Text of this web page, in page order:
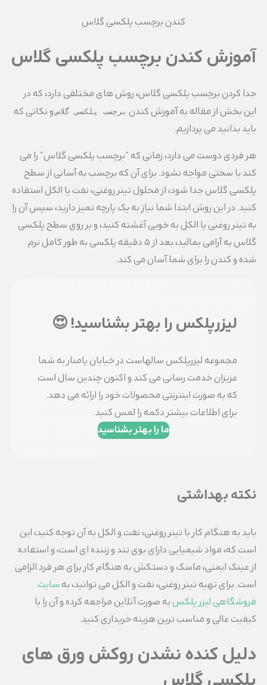
کندن برچسب پلکسی گلاس
آموزش کندن برچسب پلکسی گلاس
جدا کردن برچسب پلکسی گلاس، روش های مختلفی دارد، که در
این بخش از مقاله به آموزش کندن برچسب پلکسی گلاسو نکاتی که
باید بدانید می پردازیم.
هر فردی دوست می دارد، زمانی که “برچسب پلکسی گلاس” را می
کند با سختی مواجه نشود. برای آن که برچسب به آسانی از سطح
پلکسی گلاس جدا شود، از محلول تینر روغنی، نفت یا الکل استفاده
کنید. در این روش ابتدا شما نیاز به یک پارچه تمیز دارید، سپس آن را
به تینر روغنی یا الکل به خوبی آغشته کنید، و بر روی سطح پلکسی
گلاس به آرامی بمالید، بعد از ۵ دقیقه پلکسی به طور کامل نرم
شده و کندن را برای شما آسان می کند.
لیزرپلکس را بهتر بشناسید! 😍
مجموعه لیزرپلکس سالهاست در خیابان پامنار به شما
عزیزان خدمت رسانی می کند و اکنون چندین سال است
که به صورت اینترنتی محصولات خود را ارائه می دهد.
برای اطلاعات بیشتر دکمه را لمس کنید.
ما را بهتر بشناسید
نکته بهداشتی
باید به هنگام کار با تینر روغنی، نفت و الکل به آن توجه کنید، این
است که، مواد شیمیایی دارای بوی تند و زننده ای است، و استفاده
از عینک ایمنی، ماسک و دستکش به هنگام کار برای هر فرد الزامی
است. برای تهیه تینر روغنی، نفت و الکل می توانید، به سایت
فروشگاهی لیزر پلکسبه صورت آنلاین مراجعه کرده و آن را با
کیفیت عالی و مناسب ترین هزینه خریداری کنید.
دلیل کنده نشدن روکش ورق های